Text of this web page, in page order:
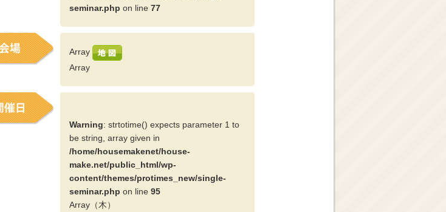
seminar.php on line 77
Array
Array
Warning: strtotime() expects parameter 1 to
be string, array given in
/home/housemakenet/house-
make.net/public_html/wp-
content/themes/protimes_new/single-
seminar.php on line 95
Array（木）